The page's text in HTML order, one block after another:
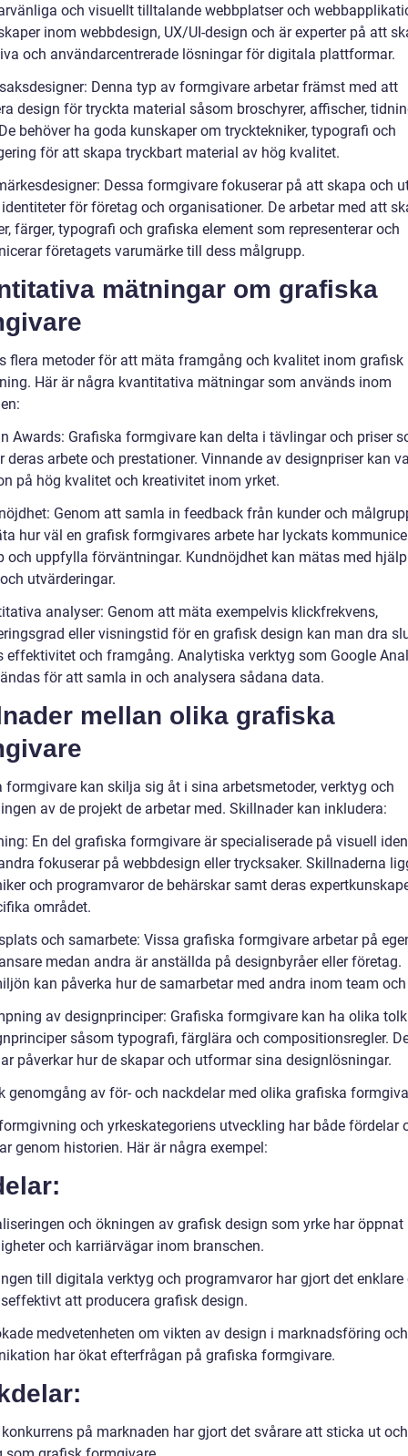
och visuellt tilltalande webbplatser och
inom webbdesign, UX/UI-design och är experter på att
och användarcentrerade lösningar för digitala plattformar.
Denna typ av formgivare arbetar främst med att
design för tryckta material såsom broschyrer, affischer,
behöver ha goda kunskaper om trycktekniker, typografi och
för att skapa tryckbart material av hög kvalitet.
Dessa formgivare fokuserar på att skapa och
för företag och organisationer. De arbetar med att
färger, typografi och grafiska element som representerar och
företagets varumärke till dess målgrupp.
mätningar om grafiska
flera metoder för att mäta framgång och kvalitet inom grafisk
Här är några kvantitativa mätningar som används inom
Awards: Grafiska formgivare kan delta i tävlingar och priser
deras arbete och prestationer. Vinnande av designpriser kan
på hög kvalitet och kreativitet inom yrket.
Genom att samla in feedback från kunder och
hur väl en grafisk formgivares arbete har lyckats
och uppfylla förväntningar. Kundnöjdhet kan mätas med
utvärderingar.
analyser: Genom att mäta exempelvis klickfrekvens,
eller visningstid för en grafisk design kan man dra
effektivitet och framgång. Analytiska verktyg som Google
för att samla in och analysera sådana data.
mellan olika grafiska
formgivare kan skilja sig åt i sina arbetsmetoder, verktyg och
av de projekt de arbetar med. Skillnader kan inkludera:
En del grafiska formgivare är specialiserade på visuell
fokuserar på webbdesign eller trycksaker. Skillnaderna
och programvaror de behärskar samt deras
området.
och samarbete: Vissa grafiska formgivare arbetar på
medan andra är anställda på designbyråer eller företag.
kan påverka hur de samarbetar med andra inom team
av designprinciper: Grafiska formgivare kan ha olika
såsom typografi, färglära och compositionsregler.
påverkar hur de skapar och utformar sina designlösningar.
genomgång av för- och nackdelar med olika grafiska
och yrkeskategoriens utveckling har både fördelar
genom historien. Här är några exempel:
och ökningen av grafisk design som yrke har
och karriärvägar inom branschen.
till digitala verktyg och programvaror har gjort det enklare
att producera grafisk design.
medvetenheten om vikten av design i marknadsföring och
har ökat efterfrågan på grafiska formgivare.
på marknaden har gjort det svårare att sticka ut